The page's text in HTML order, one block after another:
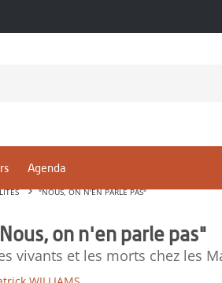
Agenda
"NOUS, ON N'EN PARLE PAS"
on n'en parle pas"
vivants et les morts chez les